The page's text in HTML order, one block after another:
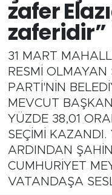
zafer
zaferidir”
31 MART
RESMİ
PARTİ'NİN
MEVCUT
YÜZDE 38,01
SEÇİMİ
ARDINDAN
CUMHURİYET
VATANDAŞA
Karlıova
Yayladere-
MD Prestij
Siyaset
Spor
Süper Lig
Son Dakika
Haber Arşivi